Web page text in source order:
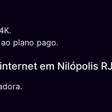
plano pago.
em Nilópolis